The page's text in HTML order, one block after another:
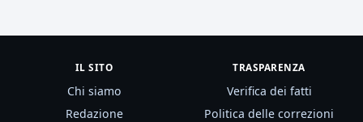
IL SITO
Chi siamo
Redazione
TRASPARENZA
Verifica dei fatti
Politica delle correzioni